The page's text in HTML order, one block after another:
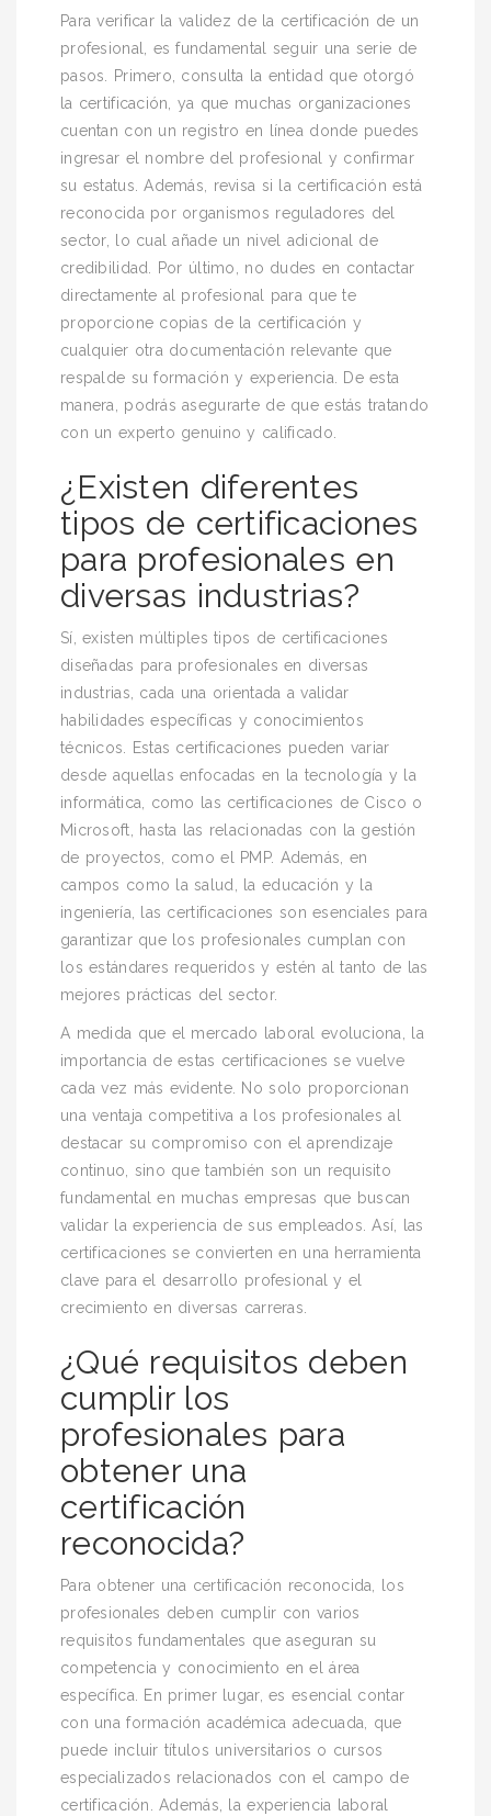
Para verificar la validez de la certificación de un
profesional, es fundamental seguir una serie de
pasos. Primero, consulta la entidad que otorgó
la certificación, ya que muchas organizaciones
cuentan con un registro en línea donde puedes
ingresar el nombre del profesional y confirmar
su estatus. Además, revisa si la certificación está
reconocida por organismos reguladores del
sector, lo cual añade un nivel adicional de
credibilidad. Por último, no dudes en contactar
directamente al profesional para que te
proporcione copias de la certificación y
cualquier otra documentación relevante que
respalde su formación y experiencia. De esta
manera, podrás asegurarte de que estás tratando
con un experto genuino y calificado.
¿Existen diferentes
tipos de certificaciones
para profesionales en
diversas industrias?
Sí, existen múltiples tipos de certificaciones
diseñadas para profesionales en diversas
industrias, cada una orientada a validar
habilidades específicas y conocimientos
técnicos. Estas certificaciones pueden variar
desde aquellas enfocadas en la tecnología y la
informática, como las certificaciones de Cisco o
Microsoft, hasta las relacionadas con la gestión
de proyectos, como el PMP. Además, en
campos como la salud, la educación y la
ingeniería, las certificaciones son esenciales para
garantizar que los profesionales cumplan con
los estándares requeridos y estén al tanto de las
mejores prácticas del sector.
A medida que el mercado laboral evoluciona, la
importancia de estas certificaciones se vuelve
cada vez más evidente. No solo proporcionan
una ventaja competitiva a los profesionales al
destacar su compromiso con el aprendizaje
continuo, sino que también son un requisito
fundamental en muchas empresas que buscan
validar la experiencia de sus empleados. Así, las
certificaciones se convierten en una herramienta
clave para el desarrollo profesional y el
crecimiento en diversas carreras.
¿Qué requisitos deben
cumplir los
profesionales para
obtener una
certificación
reconocida?
Para obtener una certificación reconocida, los
profesionales deben cumplir con varios
requisitos fundamentales que aseguran su
competencia y conocimiento en el área
específica. En primer lugar, es esencial contar
con una formación académica adecuada, que
puede incluir títulos universitarios o cursos
especializados relacionados con el campo de
certificación. Además, la experiencia laboral